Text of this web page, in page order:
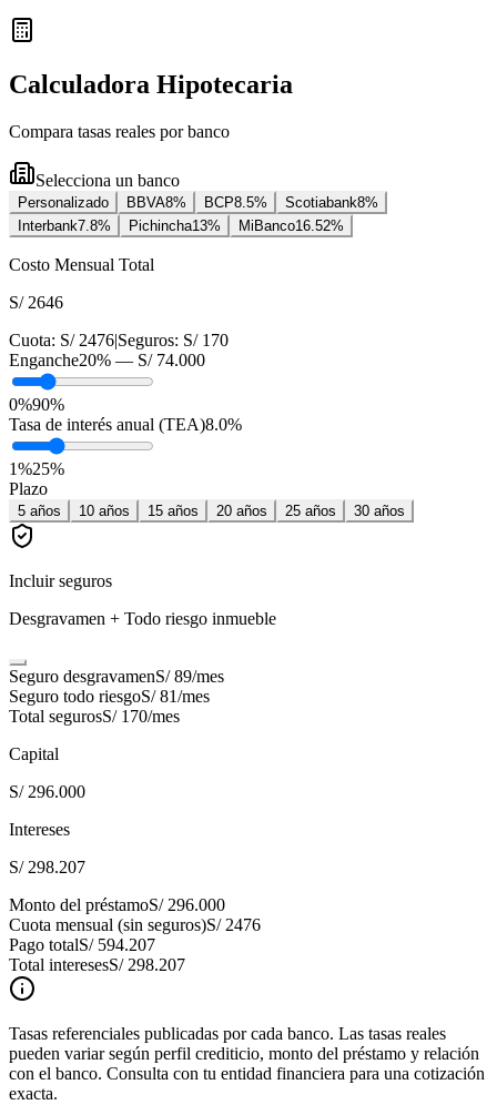
Calculadora Hipotecaria
Compara tasas reales por banco
Selecciona un banco
Personalizado BBVA8% BCP8.5% Scotiabank8%
Interbank7.8% Pichincha13% MiBanco16.52%
Costo Mensual Total
S/ 2646
Cuota: S/ 2476|Seguros: S/ 170
Enganche20% — S/ 74.000
0%90%
Tasa de interés anual (TEA)8.0%
1%25%
Plazo
5 años 10 años 15 años 20 años 25 años 30 años
Incluir seguros
Desgravamen + Todo riesgo inmueble
Seguro desgravamenS/ 89/mes
Seguro todo riesgoS/ 81/mes
Total segurosS/ 170/mes
Capital
S/ 296.000
Intereses
S/ 298.207
Monto del préstamoS/ 296.000
Cuota mensual (sin seguros)S/ 2476
Pago totalS/ 594.207
Total interesesS/ 298.207
Tasas referenciales publicadas por cada banco. Las tasas reales
pueden variar según perfil crediticio, monto del préstamo y relación
con el banco. Consulta con tu entidad financiera para una cotización
exacta.